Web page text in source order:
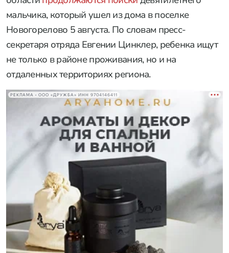
мальчика, который ушел из дома в поселке
Новогорелово 5 августа. По словам пресс-
секретаря отряда Евгении Цинклер, ребенка ищут
не только в районе проживания, но и на
отдаленных территориях региона.
РЕКЛАМА • ООО «ДРУЖБА» ИНН 9704146411